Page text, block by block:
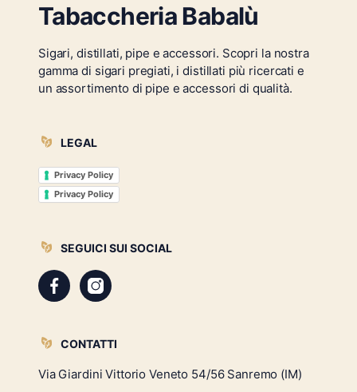
Tabaccheria Babalù
Sigari, distillati, pipe e accessori. Scopri la nostra
gamma di sigari pregiati, i distillati più ricercati e
un assortimento di pipe e accessori di qualità.
LEGAL
Privacy Policy
Privacy Policy
SEGUICI SUI SOCIAL
CONTATTI
Via Giardini Vittorio Veneto 54/56 Sanremo (IM)